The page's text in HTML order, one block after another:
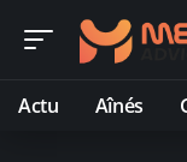
Actu Aînés